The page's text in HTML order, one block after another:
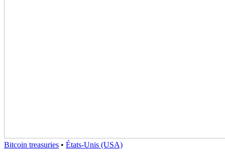
Bitcoin treasuries • États-Unis (USA)